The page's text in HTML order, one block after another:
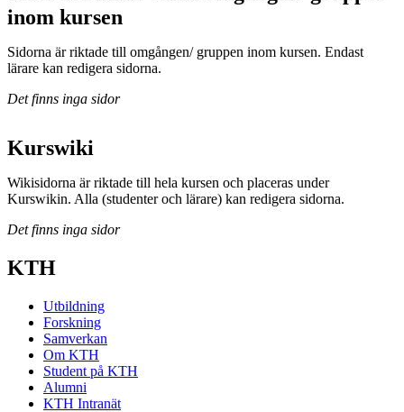
inom kursen
Sidorna är riktade till omgången/ gruppen inom kursen. Endast
lärare kan redigera sidorna.
Det finns inga sidor
Kurswiki
Wikisidorna är riktade till hela kursen och placeras under
Kurswikin. Alla (studenter och lärare) kan redigera sidorna.
Det finns inga sidor
KTH
Utbildning
Forskning
Samverkan
Om KTH
Student på KTH
Alumni
KTH Intranät